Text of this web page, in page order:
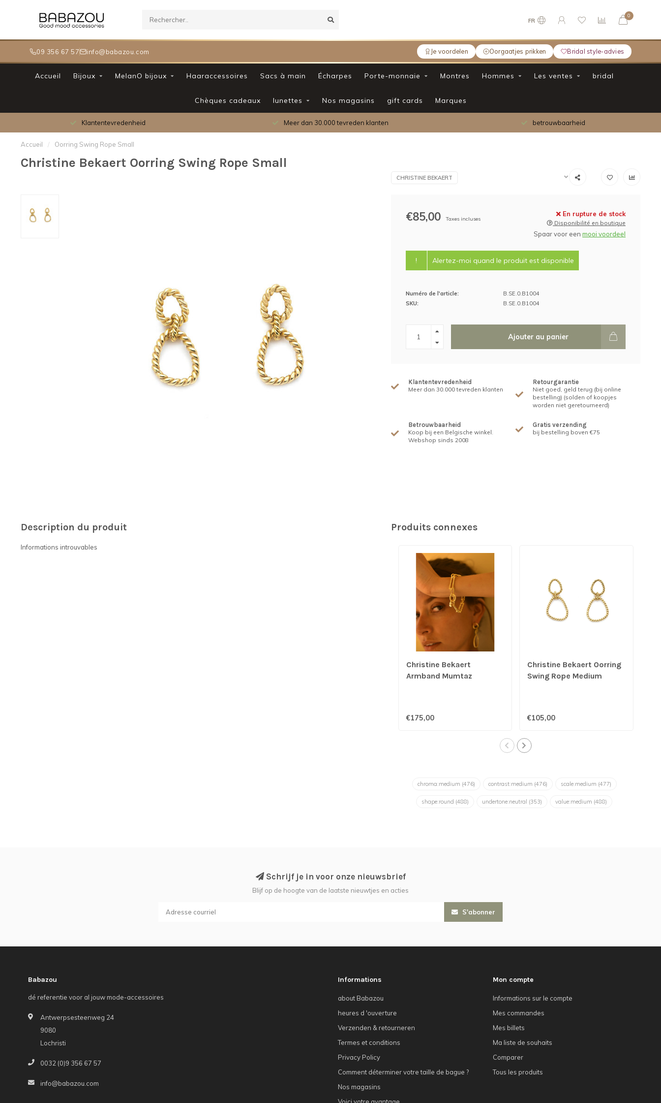
09 356 67 57 info@babazou.com Je voordelen Oorgaatjes prikken Bridal style-advies
FR
0
Accueil Bijoux MelanO bijoux Haaraccessoires Sacs à main Écharpes Porte-monnaie Montres Hommes Les ventes bridal
Chèques cadeaux lunettes Nos magasins gift cards Marques
Klantentevredenheid Meer dan 30.000 tevreden klanten betrouwbaarheid
Accueil / Oorring Swing Rope Small
Christine Bekaert Oorring Swing Rope Small
CHRISTINE BEKAERT
€85,00 Taxes incluses
En rupture de stock
Disponibilité en boutique
Spaar voor een mooi voordeel
! Alertez-moi quand le produit est disponible
Numéro de l'article:
B.SE.0.B1004
SKU:
B.SE.0.B1004
Ajouter au panier
Klantentevredenheid
Meer dan 30.000 tevreden klanten
Retourgarantie
Niet goed, geld terug (bij online
bestelling) (solden of koopjes
worden niet geretourneerd)
Betrouwbaarheid
Koop bij een Belgische winkel.
Webshop sinds 2008
Gratis verzending
bij bestelling boven €75
Description du produit
Informations introuvables
Produits connexes
Christine Bekaert
Armband Mumtaz
€175,00
Christine Bekaert Oorring
Swing Rope Medium
€105,00
chroma:medium (476) contrast:medium (476) scale:medium (477)
shape:round (488) undertone:neutral (353) value:medium (488)
Schrijf je in voor onze nieuwsbrief
Blijf op de hoogte van de laatste nieuwtjes en acties
S'abonner
Babazou
dé referentie voor al jouw mode-accessoires
Antwerpsesteenweg 24
9080
Lochristi
0032 (0)9 356 67 57
info@babazou.com
Informations
about Babazou
heures d 'ouverture
Verzenden & retourneren
Termes et conditions
Privacy Policy
Comment déterminer votre taille de bague ?
Nos magasins
Voici votre avantage
Mon compte
Informations sur le compte
Mes commandes
Mes billets
Ma liste de souhaits
Comparer
Tous les produits